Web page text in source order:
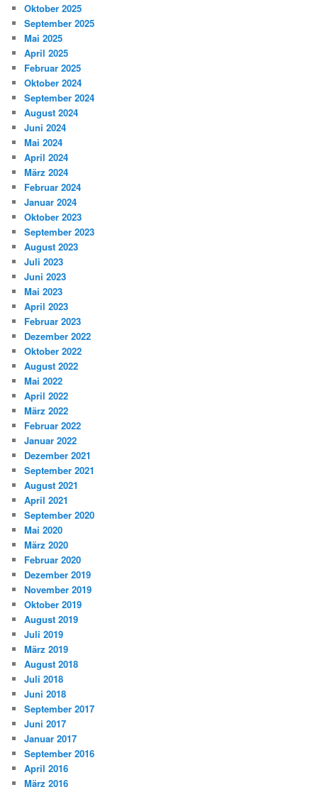
Oktober 2025
September 2025
Mai 2025
April 2025
Februar 2025
Oktober 2024
September 2024
August 2024
Juni 2024
Mai 2024
April 2024
März 2024
Februar 2024
Januar 2024
Oktober 2023
September 2023
August 2023
Juli 2023
Juni 2023
Mai 2023
April 2023
Februar 2023
Dezember 2022
Oktober 2022
August 2022
Mai 2022
April 2022
März 2022
Februar 2022
Januar 2022
Dezember 2021
September 2021
August 2021
April 2021
September 2020
Mai 2020
März 2020
Februar 2020
Dezember 2019
November 2019
Oktober 2019
August 2019
Juli 2019
März 2019
August 2018
Juli 2018
Juni 2018
September 2017
Juni 2017
Januar 2017
September 2016
April 2016
März 2016